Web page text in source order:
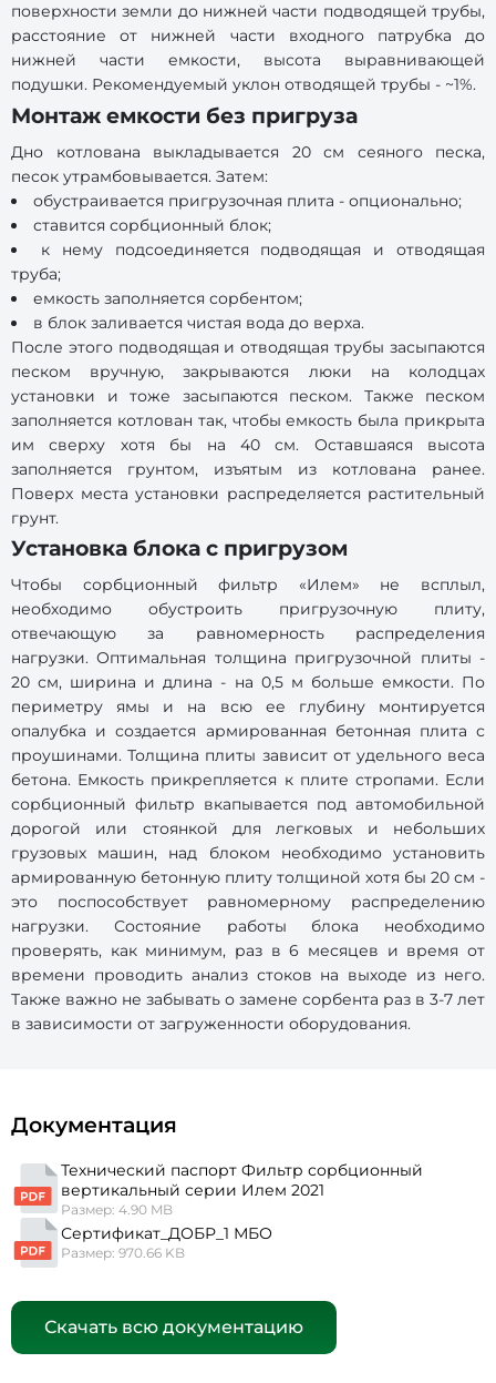
поверхности земли до нижней части подводящей трубы,
расстояние от нижней части входного патрубка до
нижней части емкости, высота выравнивающей
подушки. Рекомендуемый уклон отводящей трубы - ~1%.
Монтаж емкости без пригруза
Дно котлована выкладывается 20 см сеяного песка,
песок утрамбовывается. Затем:
обустраивается пригрузочная плита - опционально;
ставится сорбционный блок;
к нему подсоединяется подводящая и отводящая
труба;
емкость заполняется сорбентом;
в блок заливается чистая вода до верха.
После этого подводящая и отводящая трубы засыпаются
песком вручную, закрываются люки на колодцах
установки и тоже засыпаются песком. Также песком
заполняется котлован так, чтобы емкость была прикрыта
им сверху хотя бы на 40 см. Оставшаяся высота
заполняется грунтом, изъятым из котлована ранее.
Поверх места установки распределяется растительный
грунт.
Установка блока с пригрузом
Чтобы сорбционный фильтр «Илем» не всплыл,
необходимо обустроить пригрузочную плиту,
отвечающую за равномерность распределения
нагрузки. Оптимальная толщина пригрузочной плиты -
20 см, ширина и длина - на 0,5 м больше емкости. По
периметру ямы и на всю ее глубину монтируется
опалубка и создается армированная бетонная плита с
проушинами. Толщина плиты зависит от удельного веса
бетона. Емкость прикрепляется к плите стропами. Если
сорбционный фильтр вкапывается под автомобильной
дорогой или стоянкой для легковых и небольших
грузовых машин, над блоком необходимо установить
армированную бетонную плиту толщиной хотя бы 20 см -
это поспособствует равномерному распределению
нагрузки. Состояние работы блока необходимо
проверять, как минимум, раз в 6 месяцев и время от
времени проводить анализ стоков на выходе из него.
Также важно не забывать о замене сорбента раз в 3-7 лет
в зависимости от загруженности оборудования.
Документация
Технический паспорт Фильтр сорбционный
вертикальный серии Илем 2021
Размер: 4.90 MB
Сертификат_ДОБР_1 МБО
Размер: 970.66 KB
Скачать всю документацию